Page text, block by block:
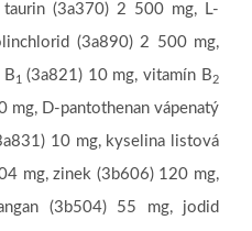
(3a370) 2 500 mg, L-
(3a890) 2 500 mg,
B1 (3a821) 10 mg, vitamín B2
mg, D-pantothenan vápenatý
10 mg, kyselina listová
mg, zinek (3b606) 120 mg,
(3b504) 55 mg, jodid